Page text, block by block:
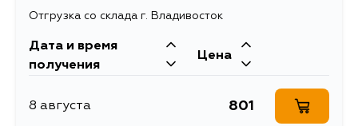
14 августа 705
28 августа 705
Отгрузка со склада г. Владивосток
Дата и время
получения
Цена
8 августа 801